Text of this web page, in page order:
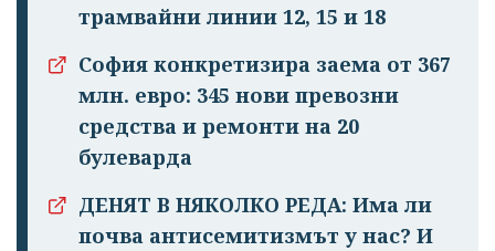
трамвайни линии 12, 15 и 18
София конкретизира заема от 367
млн. евро: 345 нови превозни
средства и ремонти на 20
булеварда
ДЕНЯТ В НЯКОЛКО РЕДА: Има ли
почва антисемитизмът у нас? И